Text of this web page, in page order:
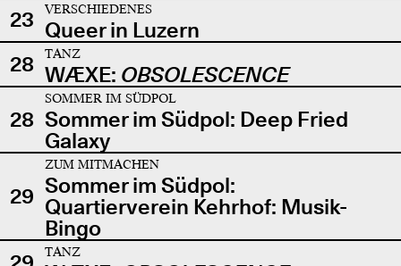
23
VERSCHIEDENES
Queer in Luzern
28
TANZ
WÆXE: OBSOLESCENCE
28
SOMMER IM SÜDPOL
Sommer im Südpol: Deep Fried
Galaxy
29
ZUM MITMACHEN
Sommer im Südpol:
Quartierverein Kehrhof: Musik-
Bingo
TANZ